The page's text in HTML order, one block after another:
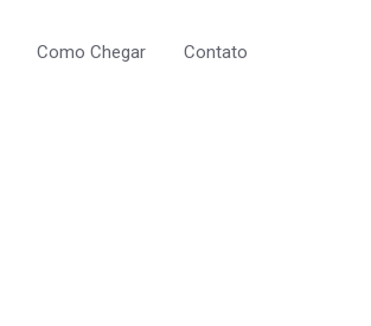
Como Chegar Contato